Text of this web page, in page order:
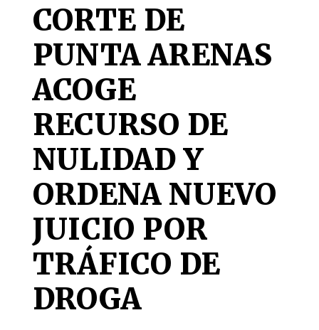
CORTE DE
PUNTA ARENAS
ACOGE
RECURSO DE
NULIDAD Y
ORDENA NUEVO
JUICIO POR
TRÁFICO DE
DROGA